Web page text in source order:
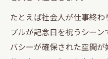
プライベートな雰囲
が最適
プライベート空
たとえば社会人が仕事終
プルが記念日を祝うシー
バシーが確保された空間